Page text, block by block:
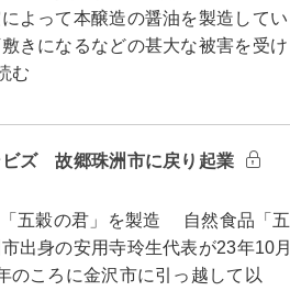
よって本醸造の醤油を製造してい
きになるなどの甚大な被害を受け
む
ビズ 故郷珠洲市に戻り起業
五穀の君」を製造 自然食品「五
出身の安用寺玲生代表が23年10月
のころに金沢市に引っ越して以